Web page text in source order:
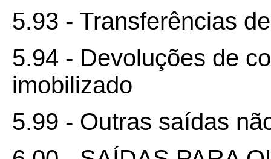
5.93 - Transferências
5.94 - Devoluções de
imobilizado
5.99 - Outras saídas